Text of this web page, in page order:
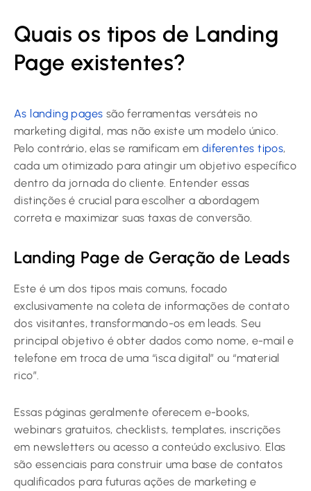
Quais os tipos de Landing
Page existentes?
As landing pages são ferramentas versáteis no
marketing digital, mas não existe um modelo único.
Pelo contrário, elas se ramificam em diferentes tipos,
cada um otimizado para atingir um objetivo específico
dentro da jornada do cliente. Entender essas
distinções é crucial para escolher a abordagem
correta e maximizar suas taxas de conversão.
Landing Page de Geração de Leads
Este é um dos tipos mais comuns, focado
exclusivamente na coleta de informações de contato
dos visitantes, transformando-os em leads. Seu
principal objetivo é obter dados como nome, e-mail e
telefone em troca de uma “isca digital” ou “material
rico”.
Essas páginas geralmente oferecem e-books,
webinars gratuitos, checklists, templates, inscrições
em newsletters ou acesso a conteúdo exclusivo. Elas
são essenciais para construir uma base de contatos
qualificados para futuras ações de marketing e